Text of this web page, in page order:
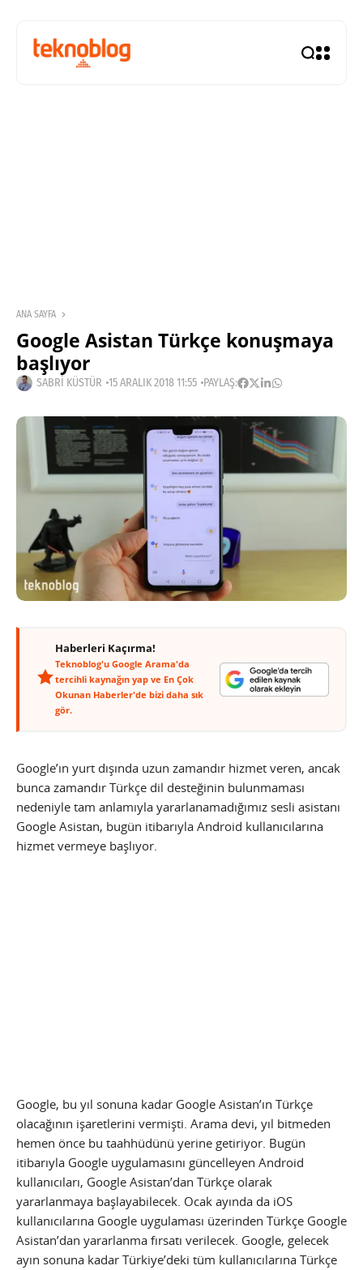
ANA SAYFA
Google Asistan Türkçe konuşmaya
başlıyor
SABRI KÜSTÜR 15 ARALIK 2018 11:55 PAYLAŞ:
Haberleri Kaçırma!
Teknoblog'u Google Arama'da
tercihli kaynağın yap ve En Çok
Okunan Haberler'de bizi daha sık
gör.
Google’ın yurt dışında uzun zamandır hizmet veren, ancak
bunca zamandır Türkçe dil desteğinin bulunmaması
nedeniyle tam anlamıyla yararlanamadığımız sesli asistanı
Google Asistan, bugün itibarıyla Android kullanıcılarına
hizmet vermeye başlıyor.
Google, bu yıl sonuna kadar Google Asistan’ın Türkçe
olacağının işaretlerini vermişti. Arama devi, yıl bitmeden
hemen önce bu taahhüdünü yerine getiriyor. Bugün
itibarıyla Google uygulamasını güncelleyen Android
kullanıcıları, Google Asistan’dan Türkçe olarak
yararlanmaya başlayabilecek. Ocak ayında da iOS
kullanıcılarına Google uygulaması üzerinden Türkçe Google
Asistan’dan yararlanma fırsatı verilecek. Google, gelecek
ayın sonuna kadar Türkiye’deki tüm kullanıcılarına Türkçe